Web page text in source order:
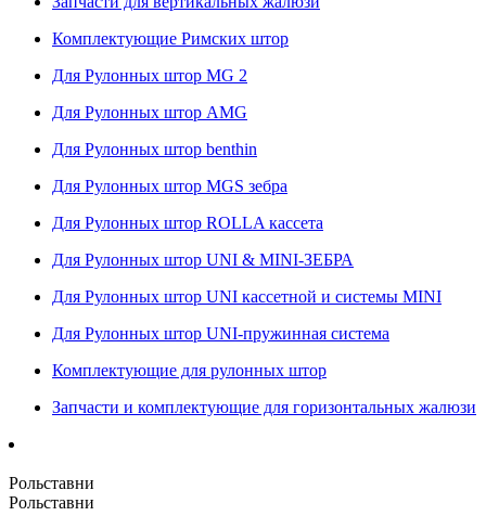
Комплектующие Римских штор
Для Рулонных штор MG 2
Для Рулонных штор AMG
Для Рулонных штор benthin
Для Рулонных штор MGS зебра
Для Рулонных штор ROLLA кассета
Для Рулонных штор UNI & MINI-ЗЕБРА
Для Рулонных штор UNI кассетной и системы MINI
Для Рулонных штор UNI-пружинная система
Комплектующие для рулонных штор
Запчасти и комплектующие для горизонтальных жалюзи
Рольставни
Рольставни